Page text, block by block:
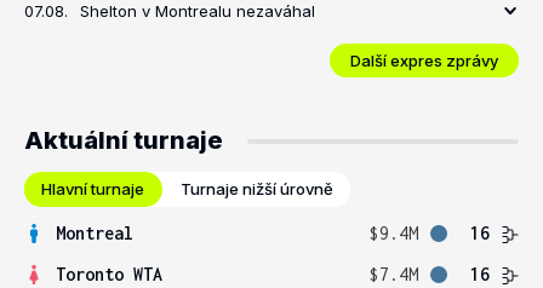
07.08. Shelton v Montrealu nezaváhal
Další expres zprávy
Aktuální turnaje
Hlavní turnaje Turnaje nižší úrovně
Montreal $9.4M
16
Toronto WTA
$7.4M 16